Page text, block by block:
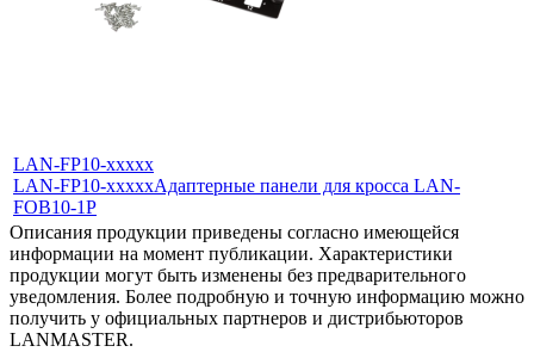
LAN-FP10-xxxxx
LAN-FP10-xxxxxАдаптерные панели для кросса LAN-
FOB10-1P
Описания продукции приведены согласно имеющейся
информации на момент публикации. Характеристики
продукции могут быть изменены без предварительного
уведомления. Более подробную и точную информацию можно
получить у официальных партнеров и дистрибьюторов
LANMASTER.